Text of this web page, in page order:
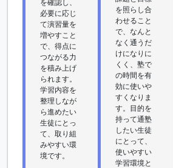
を確認し、
必要に応じ
て演習量を
増やすこと
で、得点に
つながる力
を積み上げ
られます。
学習内容を
整理しなが
ら進めたい
生徒にとっ
て、取り組
みやすい環
境です。
を照らし合
わせること
で、なんと
なく通うだ
けになりに
くく、塾で
の時間を有
効に使いや
すくなりま
す。目的を
持って通塾
したい生徒
にとって、
使いやすい
学習環境と